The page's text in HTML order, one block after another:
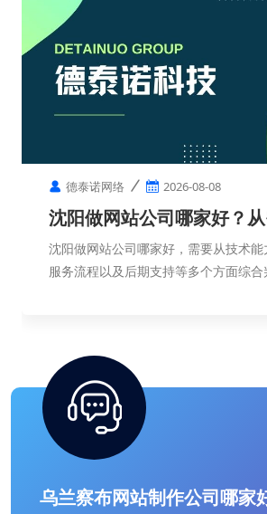
德泰诺网络 2026-08-08
沈阳做网站公司哪家好？
网站上线需要多久？
沈阳做网站公司哪家好，需要从技术能
服务流程以及后期支持等多个方面综合
乌兰察布网站制作公司哪家